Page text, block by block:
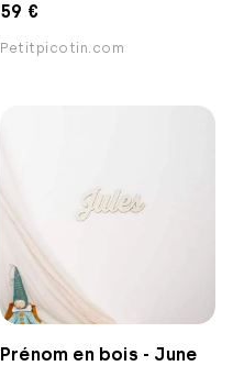
59 €
Petitpicotin.com
Prénom en bois - June